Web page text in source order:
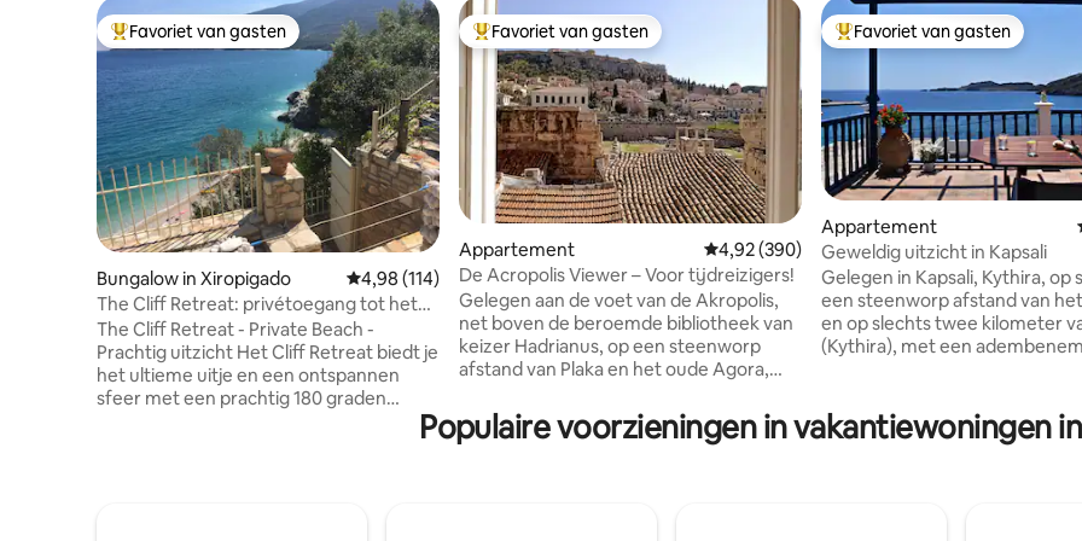
Topfavoriet van gasten
Favoriet van gasten
Bungalow in Xiropigado Gemiddelde beoordeling van 4,98 uit 5, 114 recensies
4,98 (114)
The Cliff Retreat: privétoegang tot het
strand - zeezicht
The Cliff Retreat - Private Beach -
Prachtig uitzicht Het Cliff Retreat biedt je
het ultieme uitje en een ontspannen
sfeer met een prachtig 180 graden
Topfavoriet van gasten
Favoriet van gasten
Appartement Gemiddelde beoordeling van 4,92 uit 5, 390
4,92 (390)
De Acropolis Viewer – Voor tijdreizigers!
Gelegen aan de voet van de Akropolis,
net boven de beroemde bibliotheek van
keizer Hadrianus, op een steenworp
afstand van Plaka en het oude Agora,
gevuld met antieke Griekse meubels en
ambacht, biedt een adembenemend
Topfavoriet van gasten
Favoriet van gasten
Appartement
Geweldig uitzicht in Kapsali
Gelegen in Kapsali, Kythira, op
een steenworp afstand van
en op slechts twee kilometer
(Kythira), met een
begane grond van een twee
verdiepingen tellende
Populaire voorzieningen in vakantiewoningen